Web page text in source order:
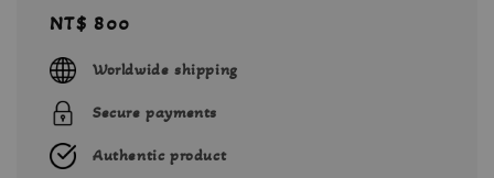
Regular
price
NT$ 800
Worldwide shipping
Secure payments
Authentic product